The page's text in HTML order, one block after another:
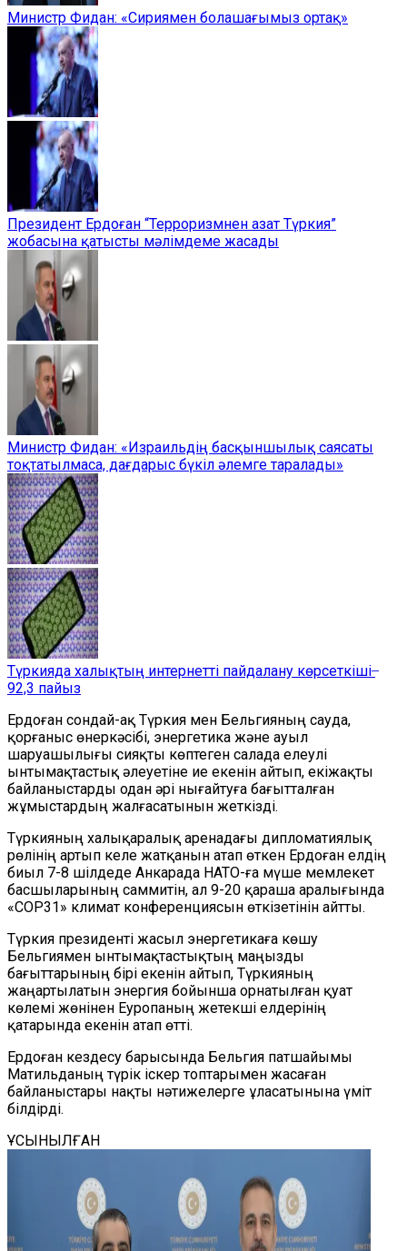
Министр Фидан: «Сириямен болашағымыз ортақ»
Президент Ердоған “Терроризмнен азат Түркия”
жобасына қатысты мәлімдеме жасады
Министр Фидан: «Израильдің басқыншылық саясаты
тоқтатылмаса, дағдарыс бүкіл әлемге таралады»
Түркияда халықтың интернетті пайдалану көрсеткіші ̶
92,3 пайыз
Ердоған сондай-ақ Түркия мен Бельгияның сауда,
қорғаныс өнеркәсібі, энергетика және ауыл
шаруашылығы сияқты көптеген салада елеулі
ынтымақтастық әлеуетіне ие екенін айтып, екіжақты
байланыстарды одан әрі нығайтуға бағытталған
жұмыстардың жалғасатынын жеткізді.
Түркияның халықаралық аренадағы дипломатиялық
рөлінің артып келе жатқанын атап өткен Ердоған елдің
биыл 7-8 шілдеде Анкарада НАТО-ға мүше мемлекет
басшыларының саммитін, ал 9-20 қараша аралығында
«COP31» климат конференциясын өткізетінін айтты.
Түркия президенті жасыл энергетикаға көшу
Бельгиямен ынтымақтастықтың маңызды
бағыттарының бірі екенін айтып, Түркияның
жаңартылатын энергия бойынша орнатылған қуат
көлемі жөнінен Еуропаның жетекші елдерінің
қатарында екенін атап өтті.
Ердоған кездесу барысында Бельгия патшайымы
Матильданың түрік іскер топтарымен жасаған
байланыстары нақты нәтижелерге ұласатынына үміт
білдірді.
ҰСЫНЫЛҒАН